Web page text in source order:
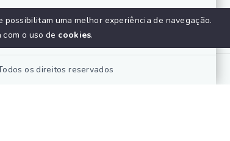
os direitos reservados
possibilitam uma melhor experiência de navegação.
o uso de cookies.